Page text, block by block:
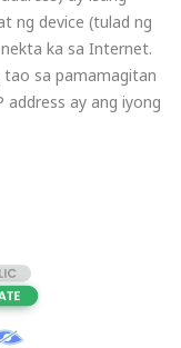
ng device (tulad ng
ka sa Internet.
tao sa pamamagitan
address ay ang iyong